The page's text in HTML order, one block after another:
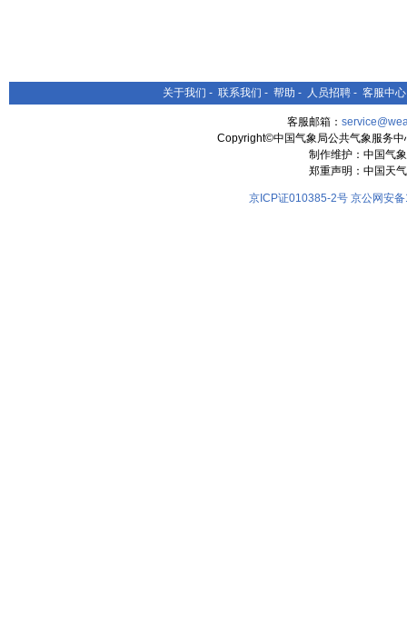
关于我们 - 联系我们 - 帮助 - 人员招聘 - 客服中心
客服邮箱：
Copyright©中国气象局公共气象服务
制作维护：中国气
郑重声明：中国天
京ICP证010385-2号 京公网安